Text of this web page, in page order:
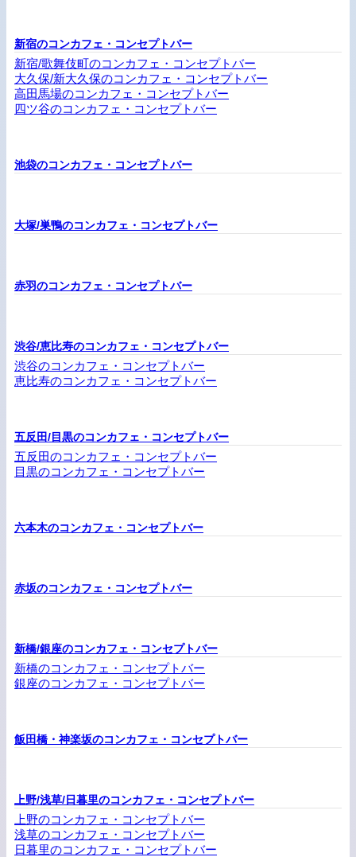
新宿のコンカフェ・コンセプトバー
新宿/歌舞伎町のコンカフェ・コンセプトバー
大久保/新大久保のコンカフェ・コンセプトバー
高田馬場のコンカフェ・コンセプトバー
四ツ谷のコンカフェ・コンセプトバー
池袋のコンカフェ・コンセプトバー
大塚/巣鴨のコンカフェ・コンセプトバー
赤羽のコンカフェ・コンセプトバー
渋谷/恵比寿のコンカフェ・コンセプトバー
渋谷のコンカフェ・コンセプトバー
恵比寿のコンカフェ・コンセプトバー
五反田/目黒のコンカフェ・コンセプトバー
五反田のコンカフェ・コンセプトバー
目黒のコンカフェ・コンセプトバー
六本木のコンカフェ・コンセプトバー
赤坂のコンカフェ・コンセプトバー
新橋/銀座のコンカフェ・コンセプトバー
新橋のコンカフェ・コンセプトバー
銀座のコンカフェ・コンセプトバー
飯田橋・神楽坂のコンカフェ・コンセプトバー
上野/浅草/日暮里のコンカフェ・コンセプトバー
上野のコンカフェ・コンセプトバー
浅草のコンカフェ・コンセプトバー
日暮里のコンカフェ・コンセプトバー